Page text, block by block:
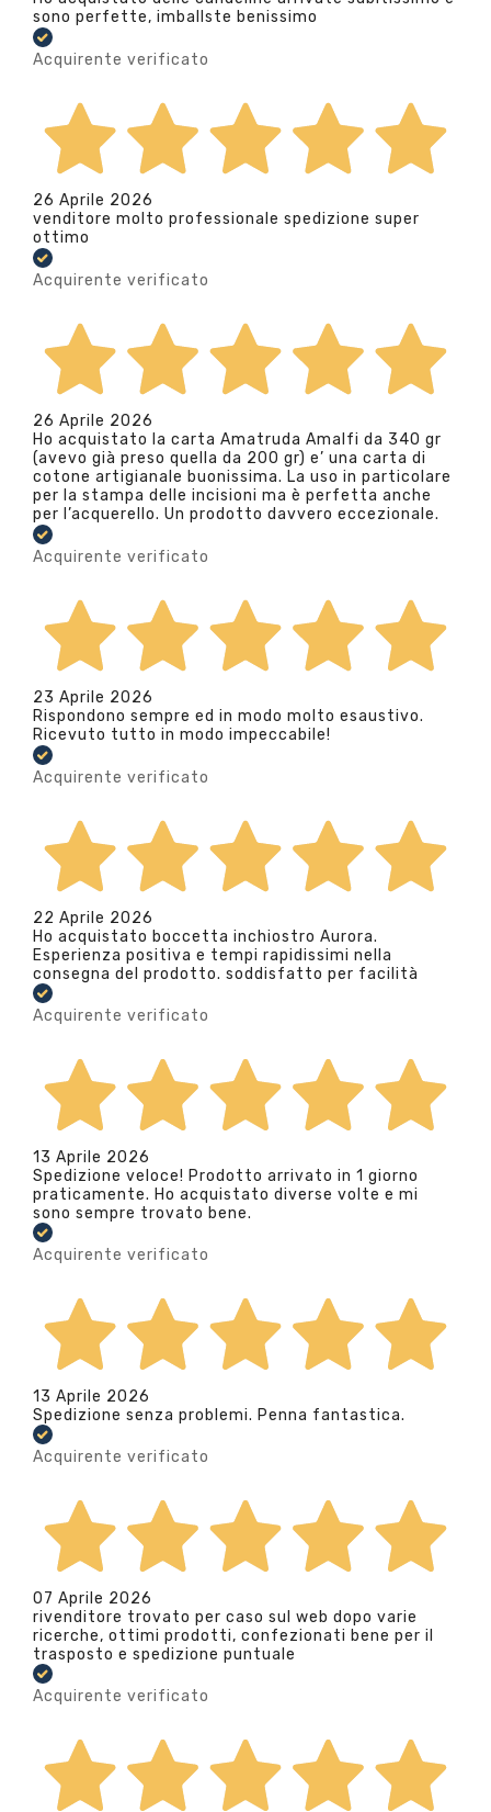
sono perfette, imballste benissimo
Acquirente verificato
26 Aprile 2026
venditore molto professionale spedizione super
ottimo
Acquirente verificato
26 Aprile 2026
Ho acquistato la carta Amatruda Amalfi da 340 gr
(avevo già preso quella da 200 gr) e’ una carta di
cotone artigianale buonissima. La uso in particolare
per la stampa delle incisioni ma è perfetta anche
per l’acquerello. Un prodotto davvero eccezionale.
Acquirente verificato
23 Aprile 2026
Rispondono sempre ed in modo molto esaustivo.
Ricevuto tutto in modo impeccabile!
Acquirente verificato
22 Aprile 2026
Ho acquistato boccetta inchiostro Aurora.
Esperienza positiva e tempi rapidissimi nella
consegna del prodotto. soddisfatto per facilità
Acquirente verificato
13 Aprile 2026
Spedizione veloce! Prodotto arrivato in 1 giorno
praticamente. Ho acquistato diverse volte e mi
sono sempre trovato bene.
Acquirente verificato
13 Aprile 2026
Spedizione senza problemi. Penna fantastica.
Acquirente verificato
07 Aprile 2026
rivenditore trovato per caso sul web dopo varie
ricerche, ottimi prodotti, confezionati bene per il
trasposto e spedizione puntuale
Acquirente verificato